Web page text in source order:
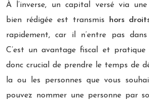
À l’inverse, un capital versé via une
bien rédigée est transmis
hors
rapidement, car il n’entre pas dans
C’est un avantage fiscal et pratique
donc crucial de prendre le temps de
la ou les personnes que vous
pouvez nommer une personne par